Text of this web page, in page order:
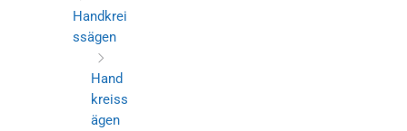
Handkrei
ssägen
Hand
kreiss
ägen